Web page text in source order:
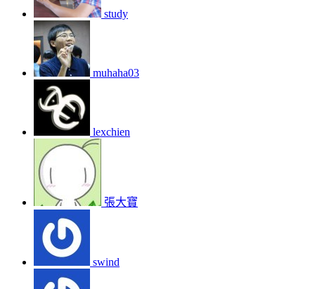
study
muhaha03
lexchien
張大寶
swind